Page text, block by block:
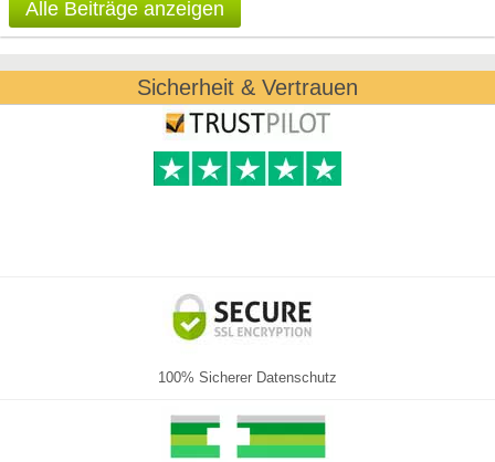
Alle Beiträge anzeigen
Sicherheit & Vertrauen
100% Sicherer Datenschutz